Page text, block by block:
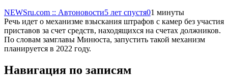
NEWSru.com :: Автоновости5 лет спустя01 минуты
Речь идет о механизме взыскания штрафов с камер без участия
приставов за счет средств, находящихся на счетах должников.
По словам замглавы Минюста, запустить такой механизм
планируется в 2022 году.
Навигация по записям